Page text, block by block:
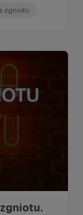
zgniotu